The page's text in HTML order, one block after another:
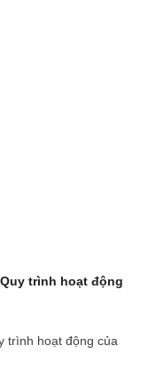
trình hoạt động
trình hoạt động của